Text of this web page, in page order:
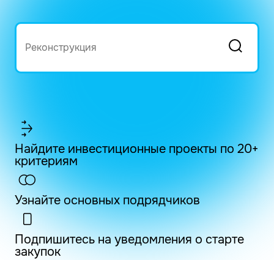
Найдите инвестиционные проекты по 20+
критериям
Узнайте основных подрядчиков
Подпишитесь на уведомления о старте
закупок